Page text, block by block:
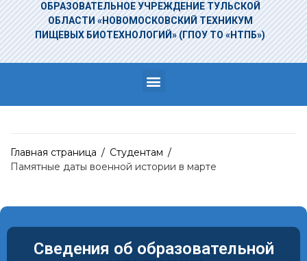
ОБРАЗОВАТЕЛЬНОЕ УЧРЕЖДЕНИЕТУЛЬСКОЙ
ОБЛАСТИ «НОВОМОСКОВСКИЙ ТЕХНИКУМ
ПИЩЕВЫХ БИОТЕХНОЛОГИЙ» (ГПОУ ТО «НТПБ»)
Главная страница / Студентам /
Памятные даты военной истории в марте
Сведения об образовательной